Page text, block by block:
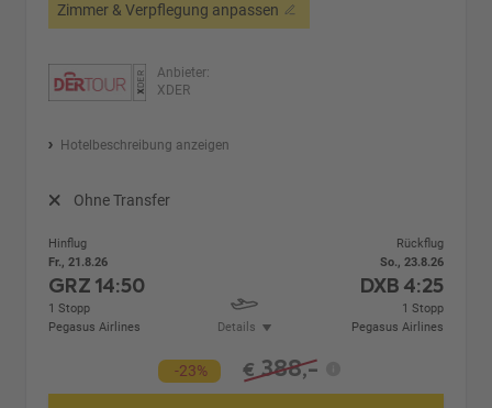
Zimmer & Verpflegung anpassen
Anbieter:
XDER
Hotelbeschreibung anzeigen
Ohne Transfer
Hinflug
Fr., 21.8.26
GRZ14:50
1 Stopp
Pegasus Airlines
Details
Rückflug
So., 23.8.26
DXB 4:25
1 Stopp
Pegasus Airlines
-23% € 388,-